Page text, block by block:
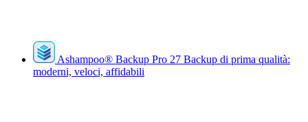
Ashampoo® Backup Pro 27 Backup di prima qualità:
moderni, veloci, affidabili